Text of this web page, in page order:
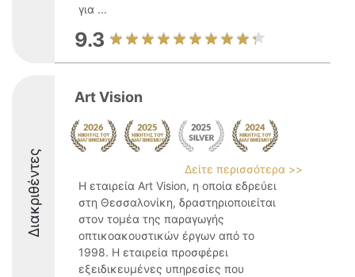
για ...
9.3
Διακριθέντες
Art Vision
Δείτε περισσότερα >>
Η εταιρεία Art Vision, η οποία εδρεύει
στη Θεσσαλονίκη, δραστηριοποιείται
στον τομέα της παραγωγής
οπτικοακουστικών έργων από το
1998. Η εταιρεία προσφέρει
εξειδικευμένες υπηρεσίες που